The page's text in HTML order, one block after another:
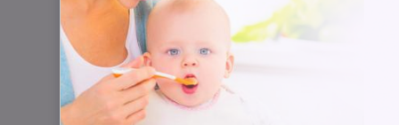
Zdraví Výživa
Sociální služby Finance
Závislosti Zajímavost
Vztahy Porod